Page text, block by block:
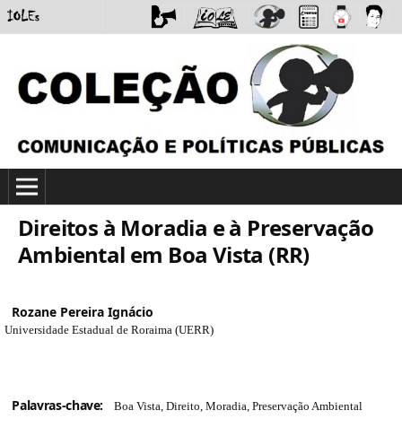
Direitos à Moradia e à Preservação
Ambiental em Boa Vista (RR)
Rozane Pereira Ignácio
Universidade Estadual de Roraima (UERR)
Palavras-chave: Boa Vista, Direito, Moradia, Preservação Ambiental